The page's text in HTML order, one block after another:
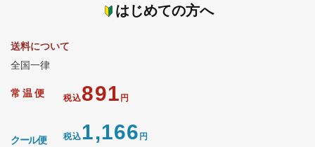
はじめての方へ
送料について
全国一律
常温便 税込891 円
クール便 税込1,166 円